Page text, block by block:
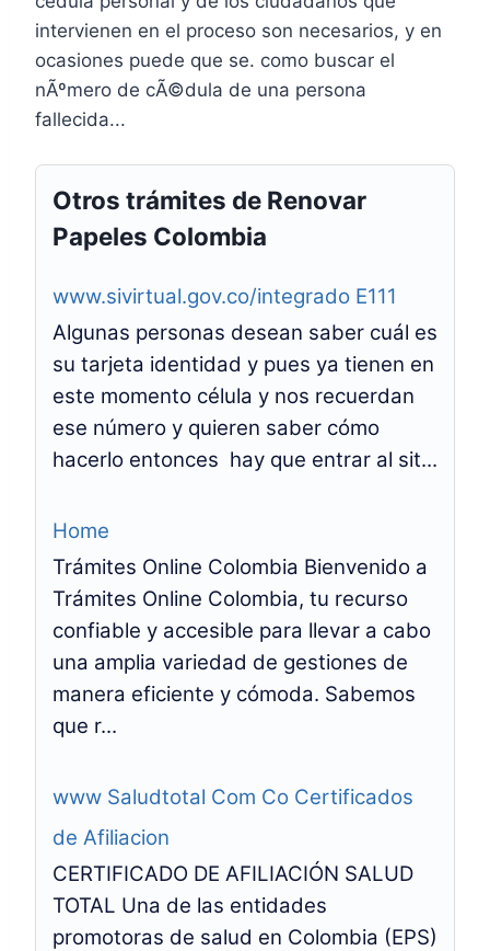
intervienen en el proceso son necesarios, y en
ocasiones puede que se. como buscar el
nÃºmero de cÃ©dula de una persona
fallecida...
Otros trámites de Renovar
Papeles Colombia
www.sivirtual.gov.co/integrado E111
Algunas personas desean saber cuál es
su tarjeta identidad y pues ya tienen en
este momento célula y nos recuerdan
ese número y quieren saber cómo
hacerlo entonces hay que entrar al sit...
Home
Trámites Online Colombia Bienvenido a
Trámites Online Colombia, tu recurso
confiable y accesible para llevar a cabo
una amplia variedad de gestiones de
manera eficiente y cómoda. Sabemos
que r...
www Saludtotal Com Co Certificados
de Afiliacion
CERTIFICADO DE AFILIACIÓN SALUD
TOTAL Una de las entidades
promotoras de salud en Colombia (EPS)